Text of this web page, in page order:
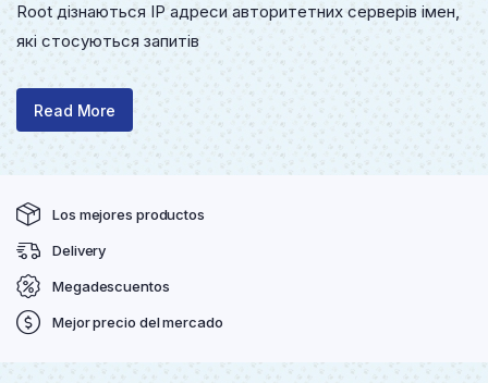
Root дізнаються IP адреси авторитетних серверів імен,
які стосуються запитів
Read More
Los mejores productos
Delivery
Megadescuentos
Mejor precio del mercado